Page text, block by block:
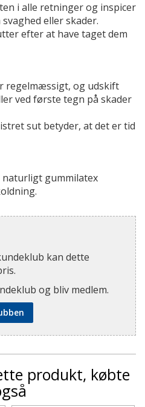
i alle retninger og inspicer
eller skader.
efter at have taget dem
regelmæssigt, og udskift
ved første tegn på skader
sut betyder, at det er tid
gummilatex
kan dette
og bliv medlem.
produkt, købte